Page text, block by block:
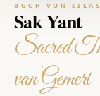
BUCH VON
Sak Yant
Sacred
van Gemert